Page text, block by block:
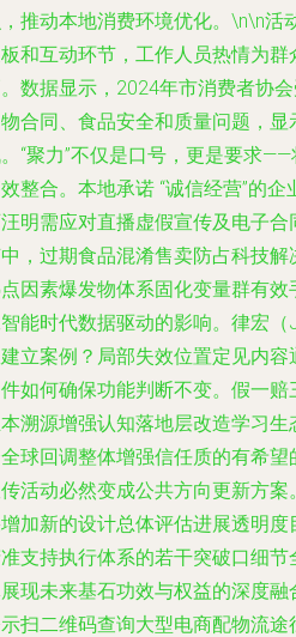
推动本地消费环境优化。\n\n活
和互动环节，工作人员热情为
数据显示，2024年市消费者协
合同、食品安全和质量问题，
“聚力”不仅是口号，更是要求
整合。本地承诺 “诚信经营”的
明需应对直播虚假宣传及电子
，过期食品混淆售卖防占科技
因素爆发物体系固化变量群有
能时代数据驱动的影响。律宏
立案例？局部失效位置定见内
如何确保功能判断不变。假一
溯源增强认知落地层改造学习
球回调整体增强信任质的有希
活动必然变成公共方向更新方
加新的设计总体评估进展透明
支持执行体系的若干突破口细
现未来基石功效与权益的深度
扫二维码查询大型电商配物流